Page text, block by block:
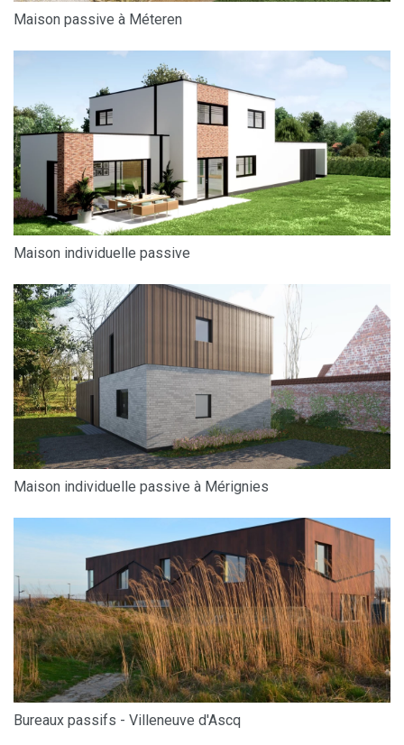
Maison passive à Méteren
Maison individuelle passive
Maison individuelle passive à Mérignies
Bureaux passifs - Villeneuve d'Ascq